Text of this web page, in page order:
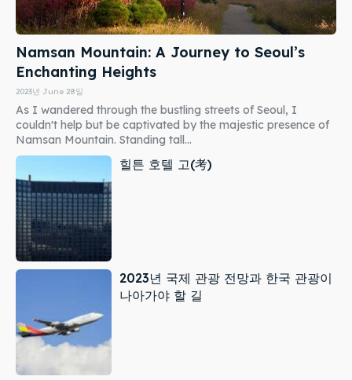
Namsan Mountain: A Journey to Seoul’s
Enchanting Heights
2023년 June 28일
As I wandered through the bustling streets of Seoul, I
couldn't help but be captivated by the majestic presence of
Namsan Mountain. Standing tall...
힐튼 호텔 고(考)
2023년 국제 관광 전망과 한국 관광이
나아가야 할 길